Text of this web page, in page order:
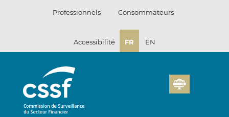
Professionnels Consommateurs
Accessibilité FR EN